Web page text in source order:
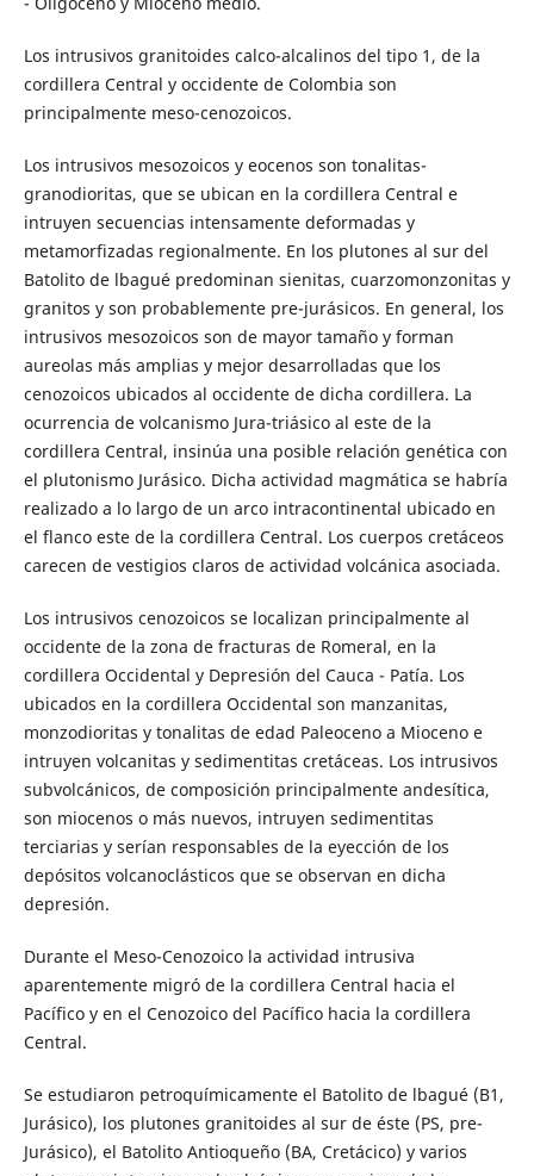
Los intrusivos granitoides calco-alcalinos del tipo 1, de la
cordillera Central y occidente de Colombia son
principalmente meso-cenozoicos.
Los intrusivos mesozoicos y eocenos son tonalitas-
granodioritas, que se ubican en la cordillera Central e
intruyen secuencias intensamente deformadas y
metamorfizadas regionalmente. En los plutones al sur del
Batolito de lbagué predominan sienitas, cuarzomonzonitas y
granitos y son probablemente pre-jurásicos. En general, los
intrusivos mesozoicos son de mayor tamaño y forman
aureolas más amplias y mejor desarrolladas que los
cenozoicos ubicados al occidente de dicha cordillera. La
ocurrencia de volcanismo Jura-triásico al este de la
cordillera Central, insinúa una posible relación genética con
el plutonismo Jurásico. Dicha actividad magmática se habría
realizado a lo largo de un arco intracontinental ubicado en
el flanco este de la cordillera Central. Los cuerpos cretáceos
carecen de vestigios claros de actividad volcánica asociada.
Los intrusivos cenozoicos se localizan principalmente al
occidente de la zona de fracturas de Romeral, en la
cordillera Occidental y Depresión del Cauca - Patía. Los
ubicados en la cordillera Occidental son manzanitas,
monzodioritas y tonalitas de edad Paleoceno a Mioceno e
intruyen volcanitas y sedimentitas cretáceas. Los intrusivos
subvolcánicos, de composición principalmente andesítica,
son miocenos o más nuevos, intruyen sedimentitas
terciarias y serían responsables de la eyección de los
depósitos volcanoclásticos que se observan en dicha
depresión.
Durante el Meso-Cenozoico la actividad intrusiva
aparentemente migró de la cordillera Central hacia el
Pacífico y en el Cenozoico del Pacífico hacia la cordillera
Central.
Se estudiaron petroquímicamente el Batolito de lbagué (B1,
Jurásico), los plutones granitoides al sur de éste (PS, pre-
Jurásico), el Batolito Antioqueño (BA, Cretácico) y varios